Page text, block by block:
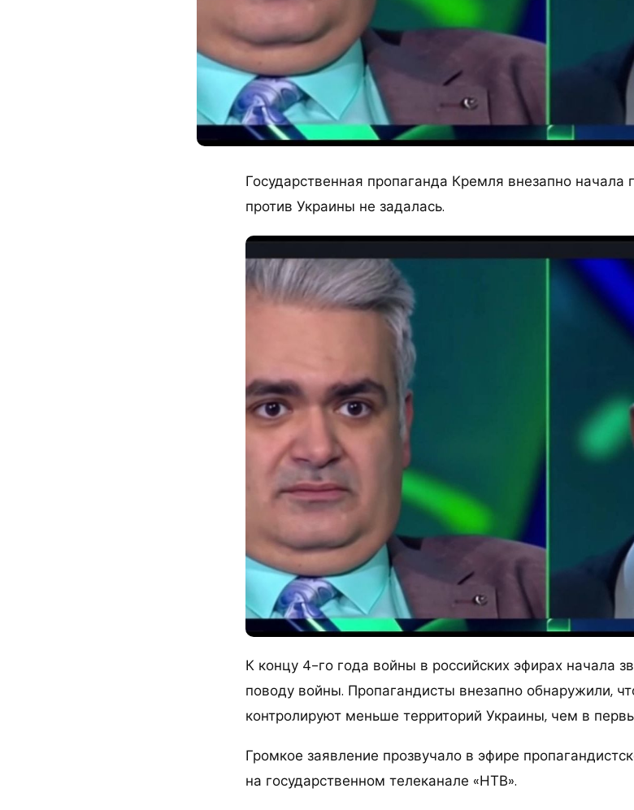
Государственная пропаганда Кремля внезапно начала
против Украины не задалась.
К концу 4-го года войны в российских эфирах начала
поводу войны. Пропагандисты внезапно обнаружили,
контролируют меньше территорий Украины, чем в
Громкое заявление прозвучало в эфире
на государственном телеканале «НТВ».